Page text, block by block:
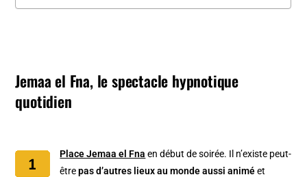
Jemaa el Fna, le spectacle hypnotique
quotidien
Place Jemaa el Fna en début de soirée. Il n’existe peut-
êtrepas d’autres lieux au monde aussi animéet